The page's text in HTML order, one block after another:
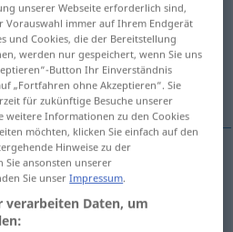
anklicken/antippen)
Person
Paket
unserer Webseite erforderlich sind,
Vorauswahl immer auf Ihrem Endgerät
und Cookies, die der Bereitstellung
werden nur gespeichert, wenn Sie uns
Button Ihr Einverständnis
„Fortfahren ohne Akzeptieren“. Sie
für zukünftige Besuche unserer
weitere Informationen zu den Cookies
möchten, klicken Sie einfach auf den
Hinweise zu der
ansonsten unserer
Sie unserImpressum.
verarbeiten Daten, um